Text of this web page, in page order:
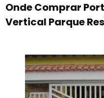
Onde Comprar
Vertical Parque